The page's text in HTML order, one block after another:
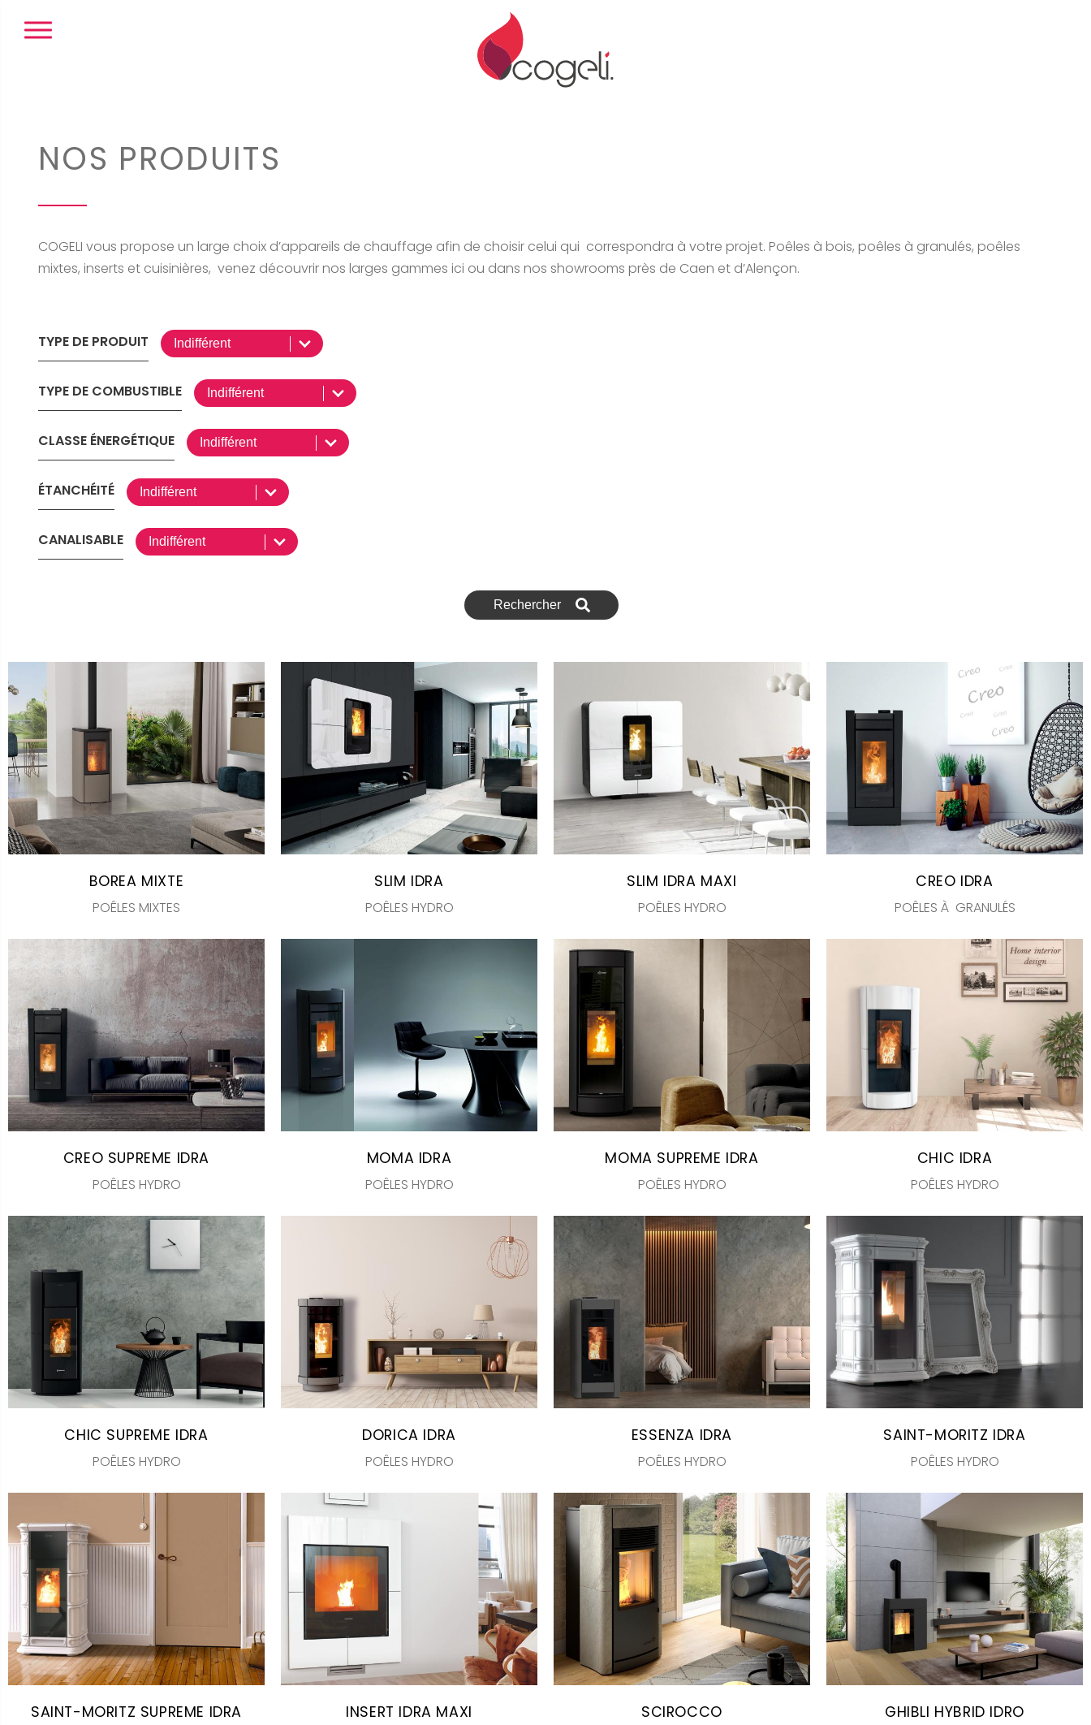
NOS PRODUITS
COGELI vous propose un large choix d’appareils de chauffage afin de choisir celui qui correspondra à votre projet. Poêles à bois, poêles à granulés, poêles
mixtes, inserts et cuisinières, venez découvrir nos larges gammes ici ou dans nos showrooms près de Caen et d’Alençon.
TYPE DE PRODUIT
TYPE DE COMBUSTIBLE
CLASSE ÉNERGÉTIQUE
ÉTANCHÉITÉ
CANALISABLE
BOREA MIXTE
POÊLES MIXTES
SLIM IDRA
POÊLES HYDRO
SLIM IDRA MAXI
POÊLES HYDRO
CREO IDRA
POÊLES À GRANULÉS
CREO SUPREME IDRA
POÊLES HYDRO
MOMA IDRA
POÊLES HYDRO
MOMA SUPREME IDRA
POÊLES HYDRO
CHIC IDRA
POÊLES HYDRO
CHIC SUPREME IDRA
POÊLES HYDRO
DORICA IDRA
POÊLES HYDRO
ESSENZA IDRA
POÊLES HYDRO
SAINT-MORITZ IDRA
POÊLES HYDRO
SAINT-MORITZ SUPREME IDRA INSERT IDRA MAXI SCIROCCO GHIBLI HYBRID IDRO